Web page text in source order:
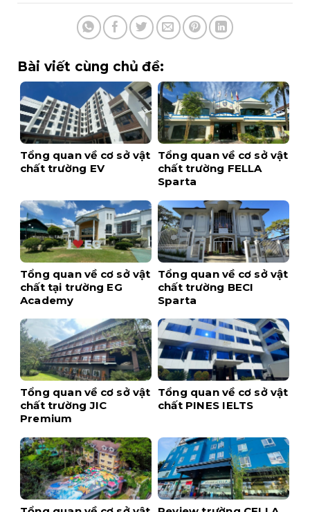
Bài viết cùng chủ đề:
Tổng quan về cơ sở vật
chất trường EV
Tổng quan về cơ sở vật
chất trường FELLA
Sparta
Tổng quan về cơ sở vật
chất tại trường EG
Academy
Tổng quan về cơ sở vật
chất trường BECI
Sparta
Tổng quan về cơ sở vật
chất trường JIC
Premium
Tổng quan về cơ sở vật
chất PINES IELTS